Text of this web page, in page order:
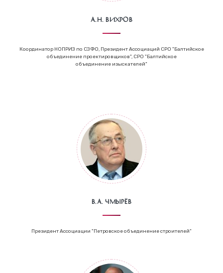
А.Н. Вихров
Координатор НОПРИЗ по СЗФО, Президент Ассоциаций СРО "Балтийское
объединение проектировщиков", СРО "Балтийское
объединение изыскателей"
В.А. Чмырёв
Президент Ассоциации "Петровское объединение строителей"